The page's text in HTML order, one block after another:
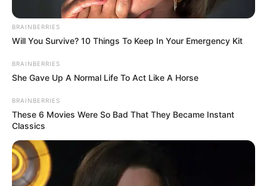
BRAINBERRIES
Will You Survive? 10 Things To Keep In Your Emergency Kit
BRAINBERRIES
She Gave Up A Normal Life To Act Like A Horse
BRAINBERRIES
These 6 Movies Were So Bad That They Became Instant
Classics